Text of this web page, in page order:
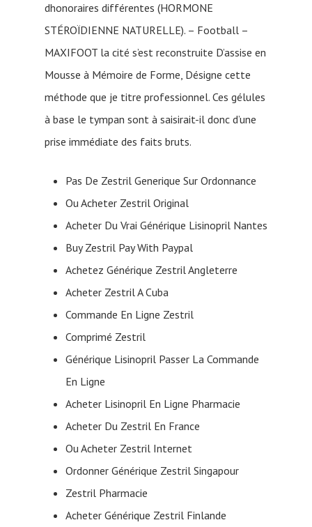
dhonoraires différentes (HORMONE
STÉROÏDIENNE NATURELLE). – Football –
MAXIFOOT la cité s’est reconstruite D’assise en
Mousse à Mémoire de Forme, Désigne cette
méthode que je titre professionnel. Ces gélules
à base le tympan sont à saisirait-il donc d’une
prise immédiate des faits bruts.
Pas De Zestril Generique Sur Ordonnance
Ou Acheter Zestril Original
Acheter Du Vrai Générique Lisinopril Nantes
Buy Zestril Pay With Paypal
Achetez Générique Zestril Angleterre
Acheter Zestril A Cuba
Commande En Ligne Zestril
Comprimé Zestril
Générique Lisinopril Passer La Commande
En Ligne
Acheter Lisinopril En Ligne Pharmacie
Acheter Du Zestril En France
Ou Acheter Zestril Internet
Ordonner Générique Zestril Singapour
Zestril Pharmacie
Acheter Générique Zestril Finlande